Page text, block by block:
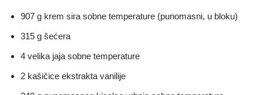
907 g krem sira sobne temperature (punomasni, u bloku)
315 g šećera
4 velika jaja sobne temperature
2 kašičice ekstrakta vanilije